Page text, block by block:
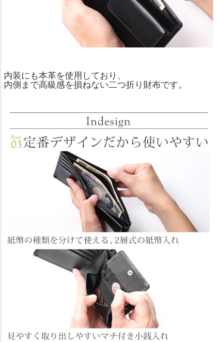
内装にも本革を使用しており、
内側まで高級感を損ねない二つ折り財布です。